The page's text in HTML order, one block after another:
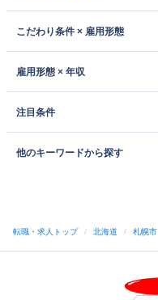
こだわり条件 × 雇用形態
雇用形態 × 年収
注目条件
他のキーワードから探す
転職・求人トップ / 北海道 / 札幌市